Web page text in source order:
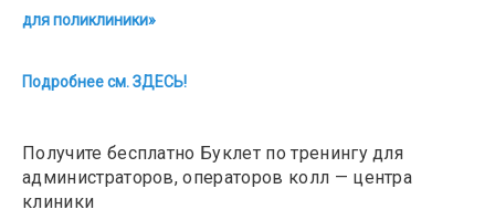
для поликлиники»
Подробнее см. ЗДЕСЬ!
Получите бесплатно Буклет по тренингу для
администраторов, операторов колл — центра
клиники